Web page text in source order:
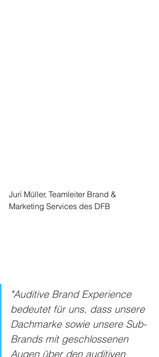
Juri Müller, Teamleiter Brand &
Marketing Services des DFB
"Auditive Brand Experience
bedeutet für uns, dass unsere
Dachmarke sowie unsere Sub-
Brands mit geschlossenen
Augen über den auditiven